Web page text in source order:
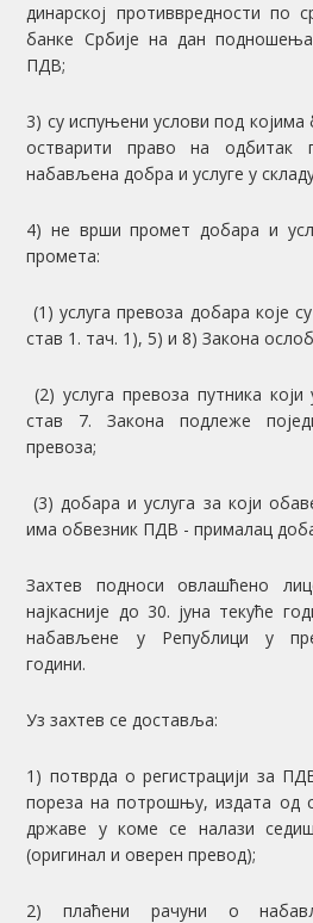
динарској противвредности по
банке Србије на дан
ПДВ;
3) су испуњени услови под
остварити право на одбитак
набављена добра и услуге у
4) не врши промет добара и
промета:
(1) услуга превоза добара које
став 1. тач. 1), 5) и 8) Закона
(2) услуга превоза путника
став 7. Закона подлеже
превоза;
(3) добара и услуга за који
има обвезник ПДВ - прималац
Захтев подноси овлашћено
најкасније до 30. јуна текуће
набављене у Републици у
години.
Уз захтев се доставља:
1) потврда о регистрацији за
пореза на потрошњу, издата од
државе у коме се налази
(оригинал и оверен превод);
2) плаћени рачуни о